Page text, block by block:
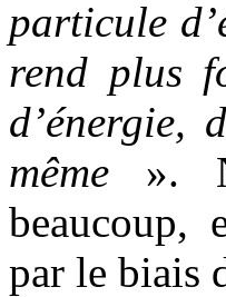
particule
rend plus
d’énergie,
même ».
beaucoup,
par le biais